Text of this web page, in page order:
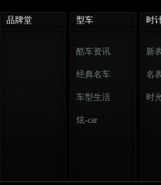
品牌堂 型车 时
酷车资讯
经典名车
车型生活
炫-car
新
名
时